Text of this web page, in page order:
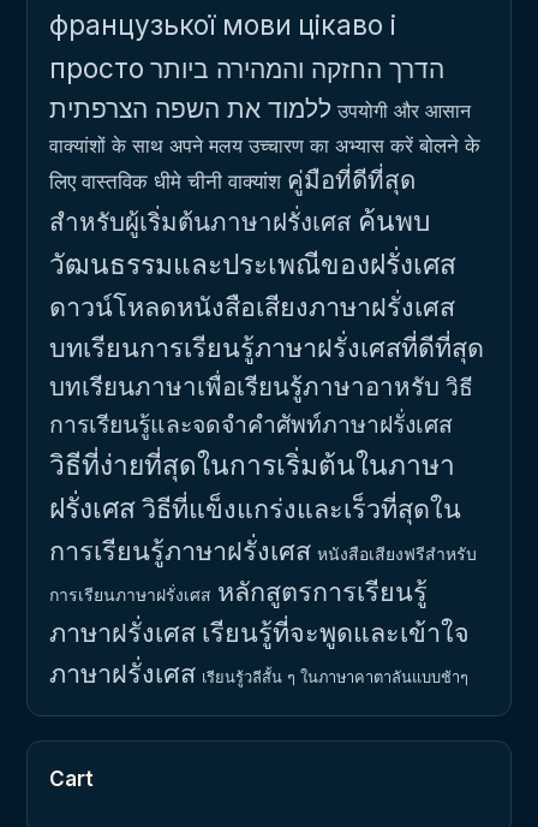
французької мови цікаво і
просто הדרך החזקה והמהירה ביותר
ללמוד את השפה הצרפתית उपयोगी और आसान
वाक्यांशों के साथ अपने मलय उच्चारण का अभ्यास करें बोलने के
लिए वास्तविक धीमे चीनी वाक्यांश คู่มือที่ดีที่สุด
สำหรับผู้เริ่มต้นภาษาฝรั่งเศส ค้นพบ
วัฒนธรรมและประเพณีของฝรั่งเศส
ดาวน์โหลดหนังสือเสียงภาษาฝรั่งเศส
บทเรียนการเรียนรู้ภาษาฝรั่งเศสที่ดีที่สุด
บทเรียนภาษาเพื่อเรียนรู้ภาษาอาหรับ วิธี
การเรียนรู้และจดจำคำศัพท์ภาษาฝรั่งเศส
วิธีที่ง่ายที่สุดในการเริ่มต้นในภาษา
ฝรั่งเศสวิธีที่แข็งแกร่งและเร็วที่สุดใน
การเรียนรู้ภาษาฝรั่งเศส หนังสือเสียงฟรีสำหรับ
การเรียนภาษาฝรั่งเศส หลักสูตรการเรียนรู้
ภาษาฝรั่งเศส เรียนรู้ที่จะพูดและเข้าใจ
ภาษาฝรั่งเศส เรียนรู้วลีสั้น ๆ ในภาษาคาตาลันแบบช้าๆ
Cart